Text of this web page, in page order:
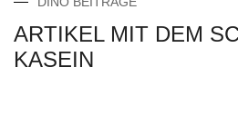
ARTIKEL MIT DEM
KASEIN